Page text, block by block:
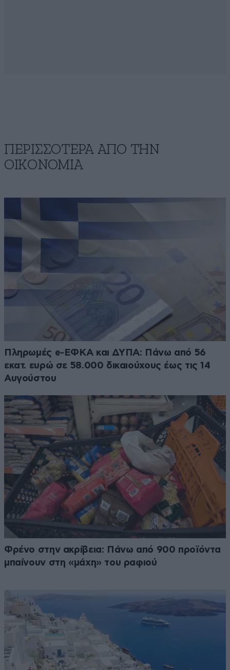
ΠΕΡΙΣΣΟΤΕΡΑ ΑΠΟ ΤΗΝ
ΟΙΚΟΝΟΜΙΑ
Πληρωμές e-ΕΦΚΑ και ΔΥΠΑ: Πάνω από 56
εκατ. ευρώ σε 58.000 δικαιούχους έως τις 14
Αυγούστου
Φρένο στην ακρίβεια: Πάνω από 900 προϊόντα
μπαίνουν στη «μάχη» του ραφιού